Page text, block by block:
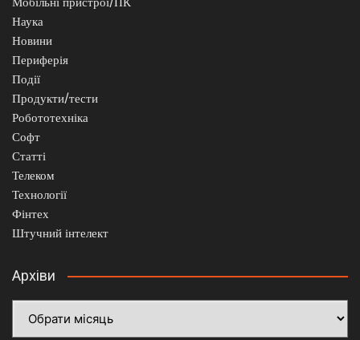
Наука
Новини
Периферія
Події
Продукти/тести
Робототехніка
Софт
Статті
Телеком
Технології
Фінтех
Штучний інтелект
Архіви